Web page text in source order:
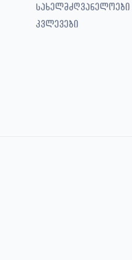
სახელმძღვანელოები
კვლევები